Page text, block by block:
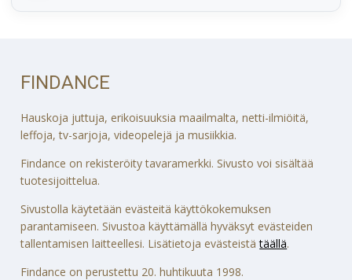
FINDANCE
Hauskoja juttuja, erikoisuuksia maailmalta, netti-ilmiöitä,
leffoja, tv-sarjoja, videopelejä ja musiikkia.
Findance on rekisteröity tavaramerkki. Sivusto voi sisältää
tuotesijoittelua.
Sivustolla käytetään evästeitä käyttökokemuksen
parantamiseen. Sivustoa käyttämällä hyväksyt evästeiden
tallentamisen laitteellesi. Lisätietoja evästeistätäällä.
Findance on perustettu 20. huhtikuuta 1998.